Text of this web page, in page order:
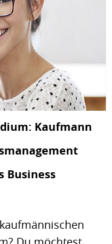
Kaufmann
Business